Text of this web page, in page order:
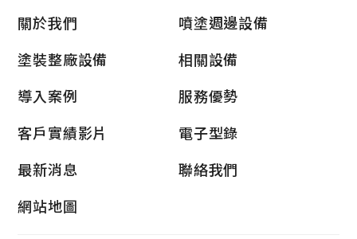
關於我們
噴塗週邊設備
塗裝整廠設備
相關設備
導入案例
服務優勢
客戶實績影片
電子型錄
最新消息
聯絡我們
網站地圖